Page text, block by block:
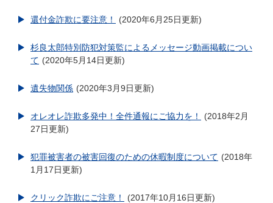
還付金詐欺に要注意！ 2020年6月25日更新
杉良太郎特別防犯対策監によるメッセージ動画掲載につい
て
2020年5月14日更新
遺失物関係 2020年3月9日更新
オレオレ詐欺多発中！全件通報にご協力を！
2018年2月
27日更新
犯罪被害者の被害回復のための休暇制度について
2018年
1月17日更新
クリック詐欺にご注意！ 2017年10月16日更新